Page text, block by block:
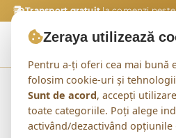
Transport gratuitla comenzi peste
Acasă Shop Genti de Mana
Zeraya utilizează
Pentru a-ți oferi cea mai bună
folosim cookie-uri și
Sunt de acord, accepți
toate categoriile. Poți alege
activând/dezactivând opțiunile